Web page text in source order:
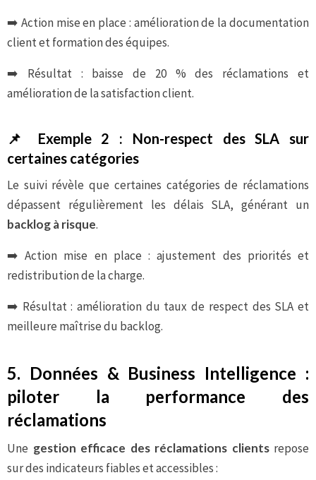
➡️ Action mise en place : amélioration de la documentation
client et formation des équipes.
➡️ Résultat : baisse de 20 % des réclamations et
amélioration de la satisfaction client.
📌 Exemple 2 : Non-respect des SLA sur
certaines catégories
Le suivi révèle que certaines catégories de réclamations
dépassent régulièrement les délais SLA, générant un
backlog à risque.
➡️ Action mise en place : ajustement des priorités et
redistribution de la charge.
➡️ Résultat : amélioration du taux de respect des SLA et
meilleure maîtrise du backlog.
5. Données & Business Intelligence :
piloter la performance des
réclamations
Une gestion efficace des réclamations clientsrepose
sur des indicateurs fiables et accessibles :